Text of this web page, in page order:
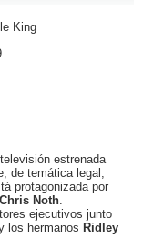
King
estrenada
de temática legal,
protagonizada por
Chris Noth.
ejecutivos junto
los hermanos Ridley